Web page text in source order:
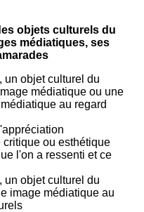
objets culturels du
médiatiques, ses
un objet culturel du
médiatique ou une
au regard
critique ou esthétique
l'on a ressenti et ce
un objet culturel du
image médiatique au